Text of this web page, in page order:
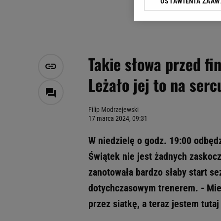
Takie słowa przed
Leżało jej to na
Filip Modrzejewski
17 marca 2024, 09:31
W niedzielę o godz. 19:00
Świątek nie jest żadnych
zanotowała bardzo słaby start
dotychczasowym trenerem. -
przez siatkę, a teraz jestem
Klikając „Akceptuję”
Zaufanych Partnerów i
My, nasi Zaufani
Użycie dokładnych
Przechowywanie